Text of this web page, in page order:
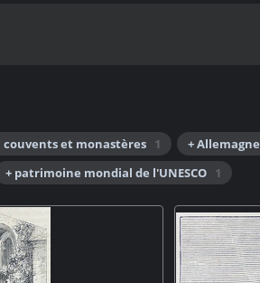
couvents et monastères 1 + Allemagne
+ patrimoine mondial de l'UNESCO 1